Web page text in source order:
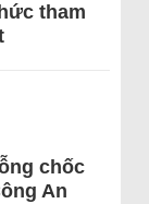
tham
chốc
An